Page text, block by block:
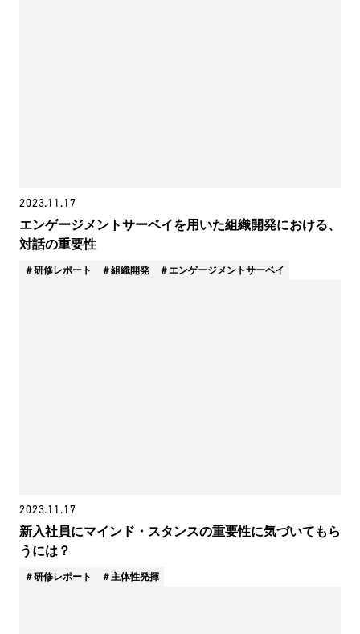
2023.11.17
エンゲージメントサーベイを用いた組織開発における、
対話の重要性
研修レポート 組織開発 エンゲージメントサーベイ
2023.11.17
新入社員にマインド・スタンスの重要性に気づいてもら
うには？
研修レポート 主体性発揮